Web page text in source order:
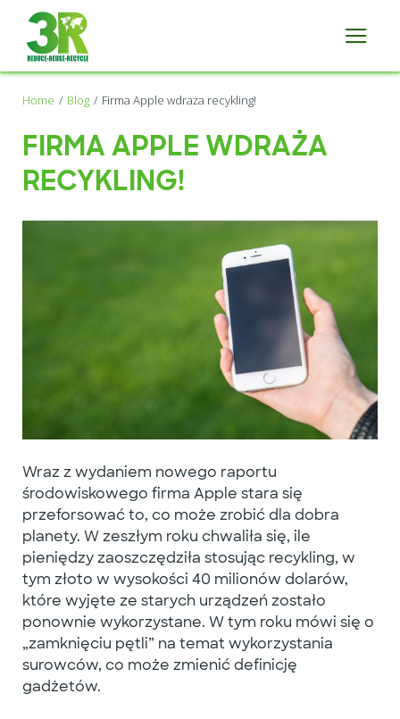
Home Blog Firma Apple wdraża recykling!
FIRMA APPLE WDRAŻA
RECYKLING!
Wraz z wydaniem nowego raportu
środowiskowego firma Apple stara się
przeforsować to, co może zrobić dla dobra
planety. W zeszłym roku chwaliła się, ile
pieniędzy zaoszczędziła stosując recykling, w
tym złoto w wysokości 40 milionów dolarów,
które wyjęte ze starych urządzeń zostało
ponownie wykorzystane. W tym roku mówi się o
„zamknięciu pętli” na temat wykorzystania
surowców, co może zmienić definicję
gadżetów.